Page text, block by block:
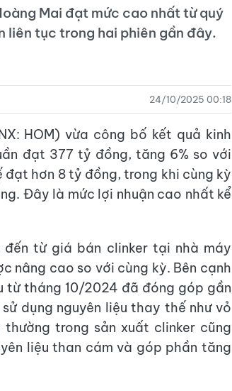
Mai đạt mức cao nhất từ quý
tục trong hai phiên gần đây.
24/10/2025 00:18
HOM) vừa công bố kết quả kinh
đạt 377 tỷ đồng, tăng 6% so với
đạt hơn 8 tỷ đồng, trong khi cùng kỳ
Đây là mức lợi nhuận cao nhất kể
đến từ giá bán clinker tại nhà máy
nâng cao so với cùng kỳ. Bên cạnh
tháng 10/2024 đã đóng góp gần
dụng nguyên liệu thay thế như vỏ
trong sản xuất clinker cũng
liệu than cám và góp phần tăng